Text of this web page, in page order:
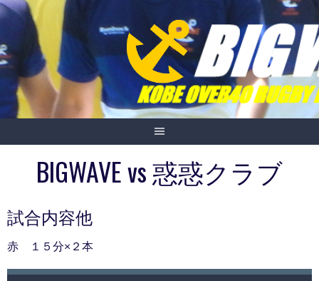
Skip
content
BIGWAVE vs 惑惑クラブ
試合内容他
赤 １５分×２本